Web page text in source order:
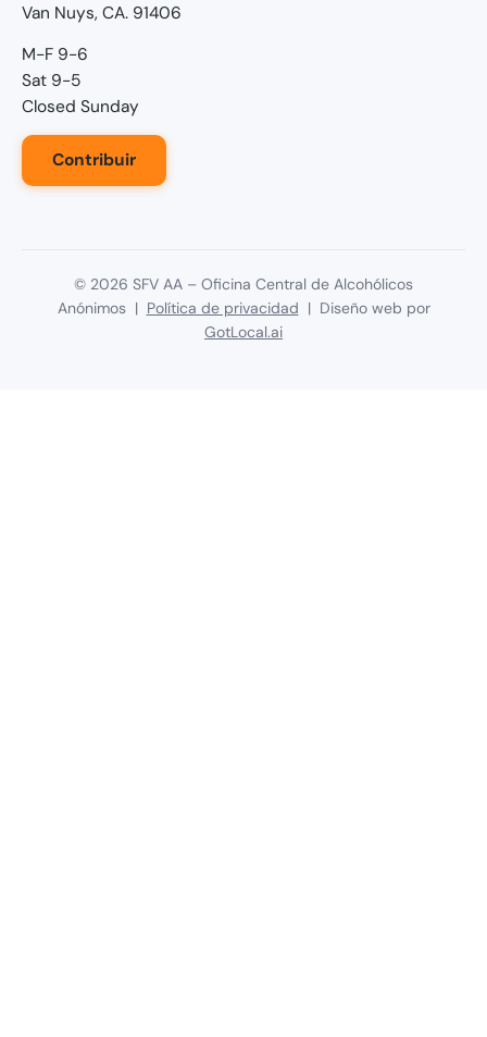
Van Nuys, CA. 91406
M-F 9-6
Sat 9-5
Closed Sunday
Contribuir
© 2026 SFV AA – Oficina Central de Alcohólicos
Anónimos | Política de privacidad | Diseño web por
GotLocal.ai